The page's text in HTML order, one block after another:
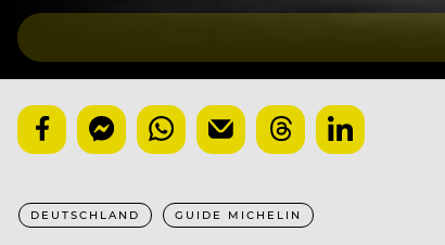
DEUTSCHLAND GUIDE MICHELIN